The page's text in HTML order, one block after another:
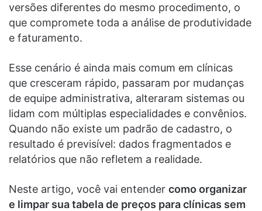
versões diferentes do mesmo procedimento, o
que compromete toda a análise de produtividade
e faturamento.
Esse cenário é ainda mais comum em clínicas
que cresceram rápido, passaram por mudanças
de equipe administrativa, alteraram sistemas ou
lidam com múltiplas especialidades e convênios.
Quando não existe um padrão de cadastro, o
resultado é previsível: dados fragmentados e
relatórios que não refletem a realidade.
Neste artigo, você vai entender como organizar
e limpar sua tabela de preços para clínicas sem